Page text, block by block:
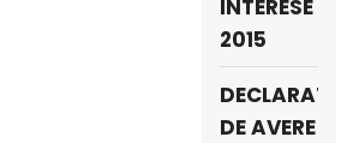
INTERESE
2015
DECLARATII
DE AVERE